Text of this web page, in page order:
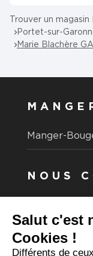
Trouver un
Portet-sur-
Marie Blachère
Manger-
NOUS
Vous
Consultez
FAQ